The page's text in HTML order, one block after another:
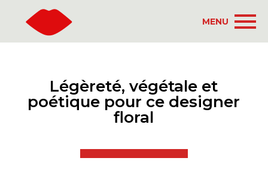
MENU
Légèreté, végétale et
poétique pour ce designer
floral